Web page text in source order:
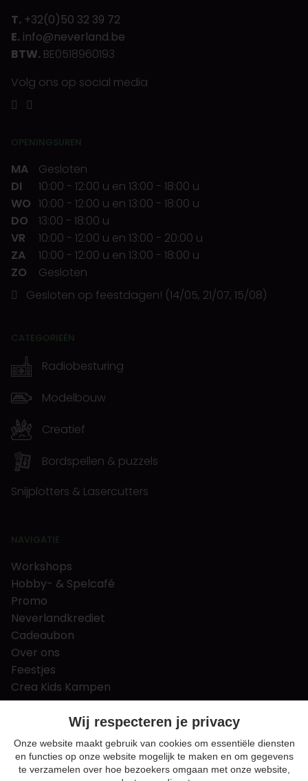
T. +32(0)50 32 39 72
E. info@neverland.be
BTW. BE0518960193
Volg ons op social media
OPENINGSUREN
MA
Gesloten
DI
10:00 - 12:00 u en 13:00 - 18:00 u
WO 10:00 - 12:00 u en 13:00 - 18:00 u
DO
13:00 - 18:00 u
VR
10:00 - 12:00 u en 13:00 - 20:00 u
ZA
10:00 - 12:00 u en 13:00 - 18:00 u
ZO
Gesloten
Gesloten op feestdagen! (14/05, 21/07, 15/08)
CATEGORIEËN
Radiobesturing
Modelbouw
Creatief
Bordspellen & puzzels
Snijplotters & Lasercutters
NAVIGATIE
Workshops
Hobby- & Spelcafé
Promo
Neverlandkrediet
Cadeaubon
Over ons
Feestjes
Crea Kids Kampen
FAQ
Tips & tricks
Contact
Nieuws & Vacatures
Wij respecteren je privacy
Onze website maakt gebruik van cookies om essentiële diensten
en functies op onze website mogelijk te maken en om gegevens
te verzamelen over hoe bezoekers omgaan met onze website,